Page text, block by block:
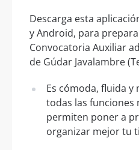
Descarga esta
y Android, para
Convocatoria Auxiliar
de Gúdar Javalambre
Es cómoda, fluida y
todas las funciones
permiten poner a
organizar mejor tu